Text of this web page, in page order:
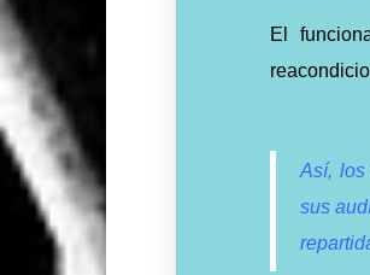
El
Así, los
sus